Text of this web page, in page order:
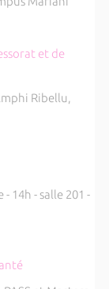
et de
Ribellu,
14h - salle 201 -